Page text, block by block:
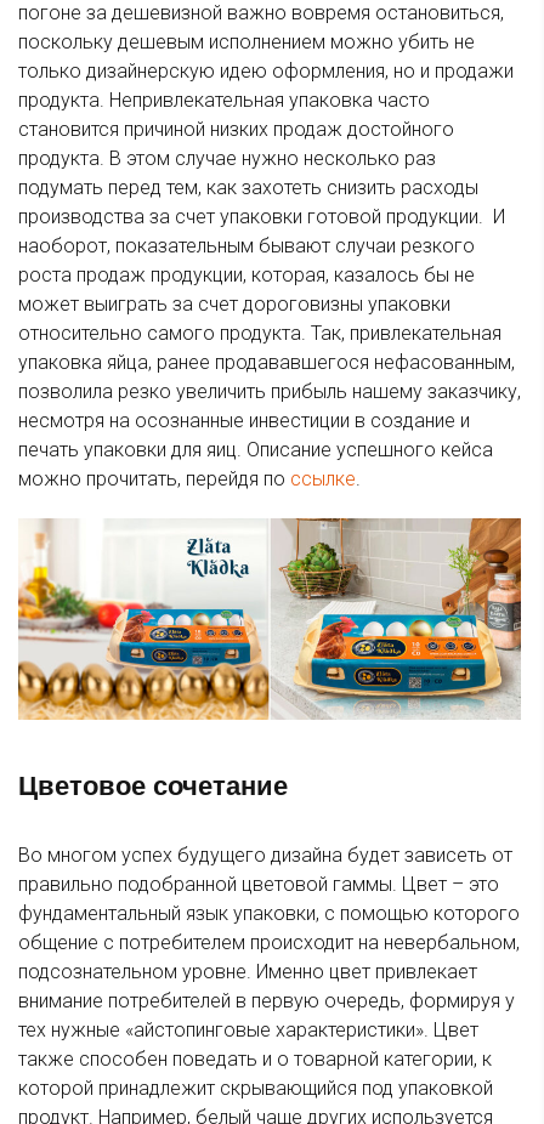
погоне за дешевизной важно вовремя остановиться,
поскольку дешевым исполнением можно убить не
только дизайнерскую идею оформления, но и продажи
продукта. Непривлекательная упаковка часто
становится причиной низких продаж достойного
продукта. В этом случае нужно несколько раз
подумать перед тем, как захотеть снизить расходы
производства за счет упаковки готовой продукции. И
наоборот, показательным бывают случаи резкого
роста продаж продукции, которая, казалось бы не
может выиграть за счет дороговизны упаковки
относительно самого продукта. Так, привлекательная
упаковка яйца, ранее продававшегося нефасованным,
позволила резко увеличить прибыль нашему заказчику,
несмотря на осознанные инвестиции в создание и
печать упаковки для яиц. Описание успешного кейса
можно прочитать, перейдя по ссылке.
Цветовое сочетание
Во многом успех будущего дизайна будет зависеть от
правильно подобранной цветовой гаммы. Цвет – это
фундаментальный язык упаковки, с помощью которого
общение с потребителем происходит на невербальном,
подсознательном уровне. Именно цвет привлекает
внимание потребителей в первую очередь, формируя у
тех нужные «айстопинговые характеристики». Цвет
также способен поведать и о товарной категории, к
которой принадлежит скрывающийся под упаковкой
продукт. Например, белый чаще других используется